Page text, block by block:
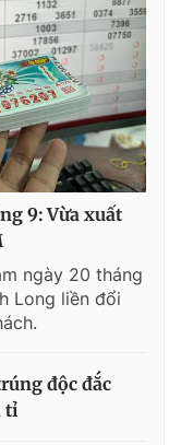
9: Vừa xuất
ngày 20 tháng
Long liền đổi
độc đắc
tỉ